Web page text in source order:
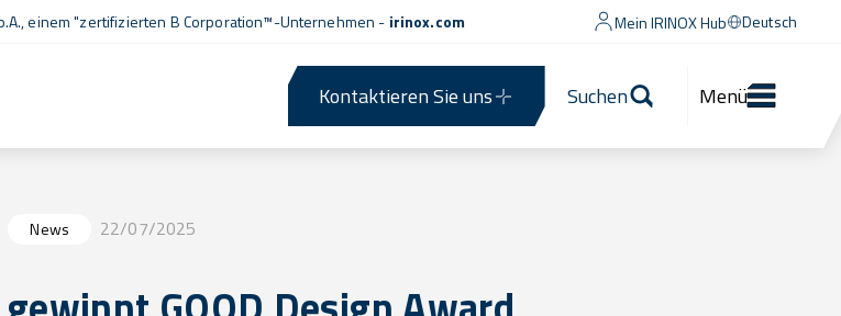
einem"zertifizierten B Corporation™-Unternehmen - irinox.com Mein IRINOX Hub Deutsch
Kontaktieren Sie uns Suchen Menü
News 22/07/2025